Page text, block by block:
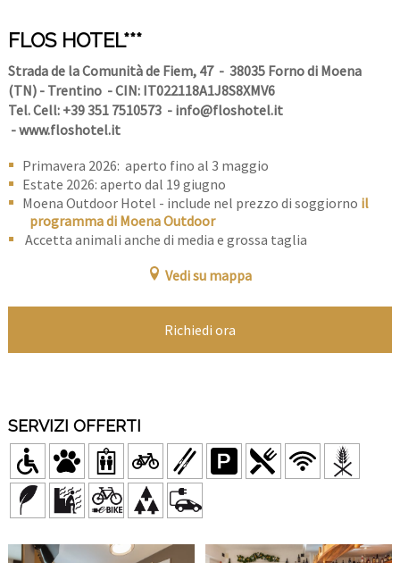
FLOS HOTEL***
Strada de la Comunità de Fiem, 47 - 38035 Forno di Moena
(TN) - Trentino - CIN: IT022118A1J8S8XMV6
Tel. Cell: +39 351 7510573- info@floshotel.it
-www.floshotel.it
Primavera 2026: aperto fino al 3 maggio
Estate 2026: aperto dal 19 giugno
Moena Outdoor Hotel - include nel prezzo di soggiorno il
programma di Moena Outdoor
Accetta animali anche di media e grossa taglia
Vedi su mappa
Richiedi ora
SERVIZI OFFERTI